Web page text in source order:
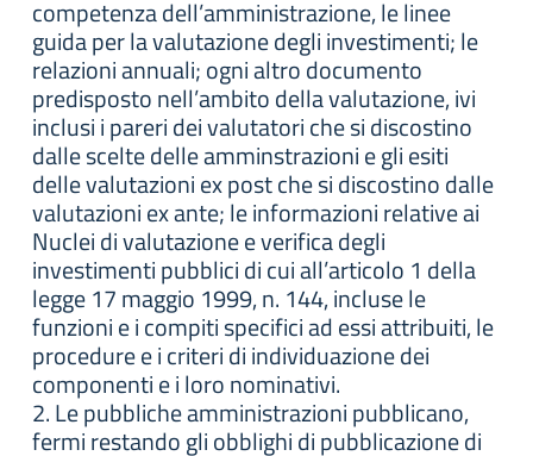
competenza dell’amministrazione, le linee
guida per la valutazione degli investimenti; le
relazioni annuali; ogni altro documento
predisposto nell’ambito della valutazione, ivi
inclusi i pareri dei valutatori che si discostino
dalle scelte delle amminstrazioni e gli esiti
delle valutazioni ex post che si discostino dalle
valutazioni ex ante; le informazioni relative ai
Nuclei di valutazione e verifica degli
investimenti pubblici di cui all’articolo 1 della
legge 17 maggio 1999, n. 144, incluse le
funzioni e i compiti specifici ad essi attribuiti, le
procedure e i criteri di individuazione dei
componenti e i loro nominativi.
2. Le pubbliche amministrazioni pubblicano,
fermi restando gli obblighi di pubblicazione di